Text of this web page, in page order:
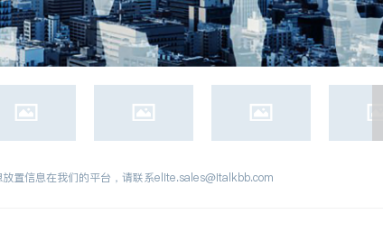
置信息在我们的平台，请联系elite.sales@italkbb.com